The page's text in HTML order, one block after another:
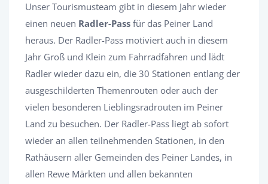
Unser Tourismusteam gibt in diesem Jahr wieder
einen neuen Radler-Pass für das Peiner Land
heraus. Der Radler-Pass motiviert auch in diesem
Jahr Groß und Klein zum Fahrradfahren und lädt
Radler wieder dazu ein, die 30 Stationen entlang der
ausgeschilderten Themenrouten oder auch der
vielen besonderen Lieblingsradrouten im Peiner
Land zu besuchen. Der Radler-Pass liegt ab sofort
wieder an allen teilnehmenden Stationen, in den
Rathäusern aller Gemeinden des Peiner Landes, in
allen Rewe Märkten und allen bekannten